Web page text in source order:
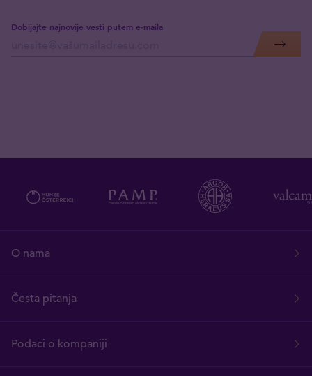
Dobijajte najnovije vesti putem e-maila
O nama
Česta pitanja
Podaci o kompaniji